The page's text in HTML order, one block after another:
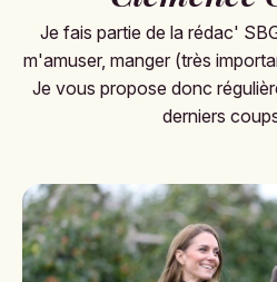
Je fais partie de la rédac'
m'amuser, manger (très
Je vous propose donc
derniers